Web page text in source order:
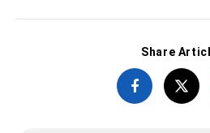
Share